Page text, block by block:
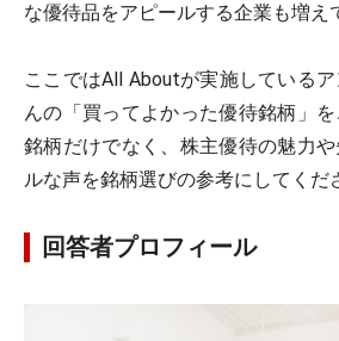
な優待品をアピールする企業も増え
ここではAll Aboutが実施している
んの「買ってよかった優待銘柄」
銘柄だけでなく、株主優待の魅力
ルな声を銘柄選びの参考にしてくだ
回答者プロフィール